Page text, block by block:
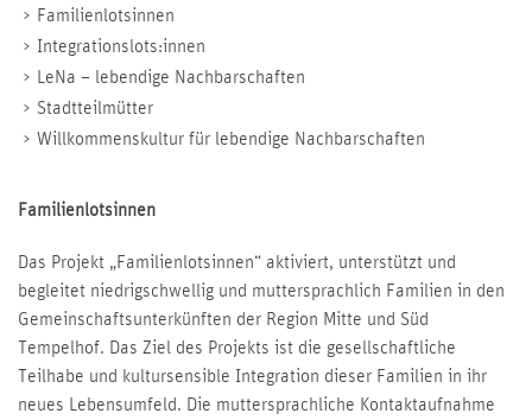
Familienlotsinnen
Integrationslots:innen
LeNa – lebendige Nachbarschaften
Stadtteilmütter
Willkommenskultur für lebendige Nachbarschaften
Familienlotsinnen
Das Projekt „Familienlotsinnen“ aktiviert, unterstützt und
begleitet niedrigschwellig und muttersprachlich Familien in den
Gemeinschaftsunterkünften der Region Mitte und Süd
Tempelhof. Das Ziel des Projekts ist die gesellschaftliche
Teilhabe und kultursensible Integration dieser Familien in ihr
neues Lebensumfeld. Die muttersprachliche Kontaktaufnahme